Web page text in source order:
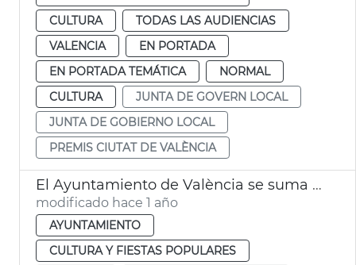
CULTURA
TODAS LAS AUDIENCIAS
VALENCIA
EN PORTADA
EN PORTADA TEMÁTICA
NORMAL
CULTURA
JUNTA DE GOVERN LOCAL
JUNTA DE GOBIERNO LOCAL
PREMIS CIUTAT DE VALÈNCIA
El Ayuntamiento de València se suma al festival Dansa València
modificado hace 1 año
AYUNTAMIENTO
CULTURA Y FIESTAS POPULARES